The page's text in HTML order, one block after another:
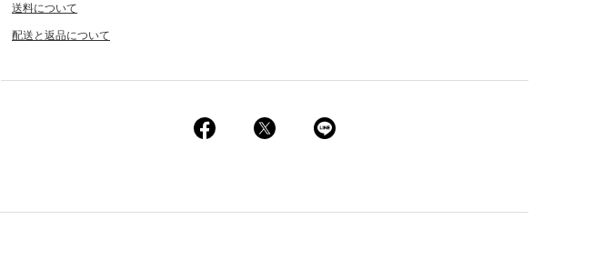
送料について
配送と返品について